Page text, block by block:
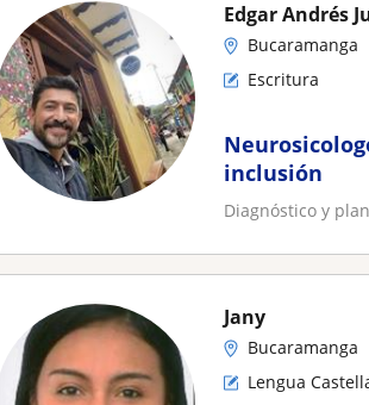
Edgar Andrés
Bucaramanga
Escritura
inclusión
Diagnóstico y
Jany
Bucaramanga
Lengua